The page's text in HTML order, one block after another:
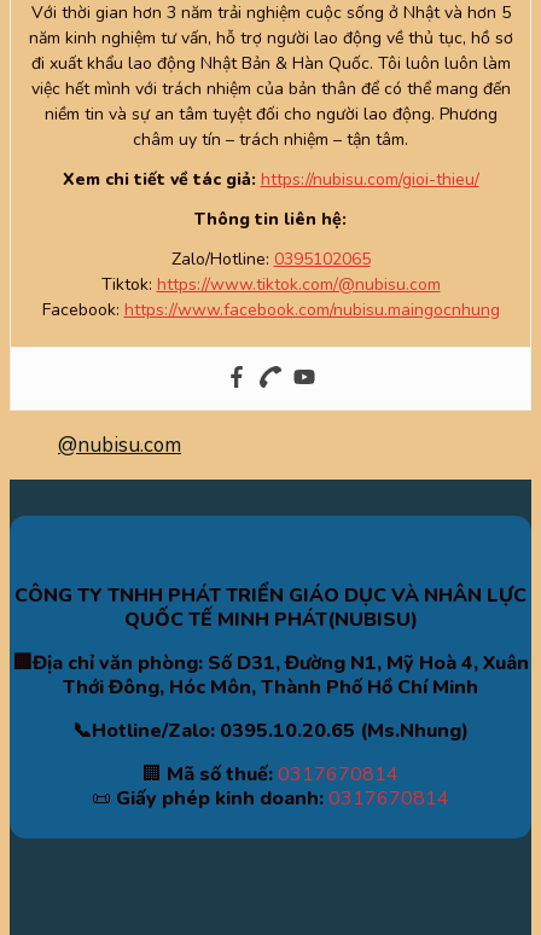
Với thời gian hơn 3 năm trải nghiệm cuộc sống ở Nhật và hơn 5
năm kinh nghiệm tư vấn, hỗ trợ người lao động về thủ tục, hồ sơ
đi xuất khẩu lao động Nhật Bản & Hàn Quốc. Tôi luôn luôn làm
việc hết mình với trách nhiệm của bản thân để có thể mang đến
niềm tin và sự an tâm tuyệt đối cho người lao động. Phương
châm uy tín – trách nhiệm – tận tâm.
Xem chi tiết về tác giả: https://nubisu.com/gioi-thieu/
Thông tin liên hệ:
Zalo/Hotline: 0395102065
Tiktok: https://www.tiktok.com/@nubisu.com
Facebook: https://www.facebook.com/nubisu.maingocnhung
@nubisu.com
CÔNG TY TNHH PHÁT TRIỂN GIÁO DỤC VÀ NHÂN LỰC
QUỐC TẾ MINH PHÁT(NUBISU)
🏢Địa chỉ văn phòng: Số D31, Đường N1, Mỹ Hoà 4, Xuân
Thới Đông, Hóc Môn, Thành Phố Hồ Chí Minh
📞Hotline/Zalo: 0395.10.20.65 (Ms.Nhung)
🏢 Mã số thuế:0317670814
📜 Giấy phép kinh doanh:0317670814